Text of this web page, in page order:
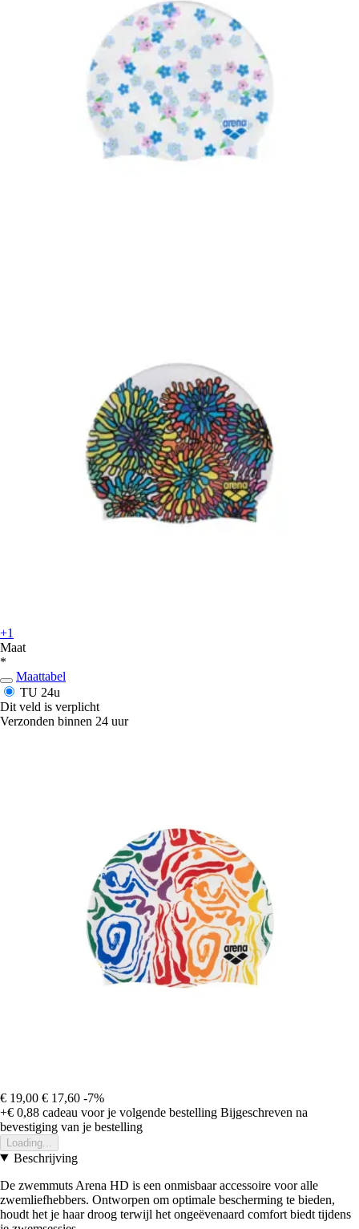
+1
Maat
*
Maattabel
TU 24u
Dit veld is verplicht
Verzonden binnen 24 uur
€ 19,00 € 17,60 -7%
+€ 0,88 cadeau voor je volgende bestelling Bijgeschreven na
bevestiging van je bestelling
Loading...
Beschrijving
De zwemmuts Arena HD is een onmisbaar accessoire voor alle
zwemliefhebbers. Ontworpen om optimale bescherming te bieden,
houdt het je haar droog terwijl het ongeëvenaard comfort biedt tijdens